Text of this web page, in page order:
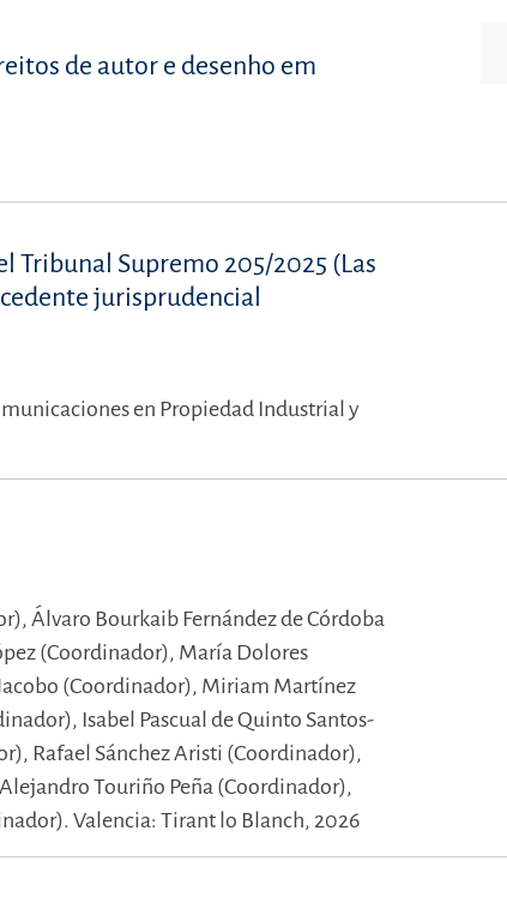
de autor e desenho em
Tribunal Supremo 205/2025 (Las
jurisprudencial
en Propiedad Industrial y
Álvaro Bourkaib Fernández de Córdoba
(Coordinador), María Dolores
(Coordinador), Miriam Martínez
Isabel Pascual de Quinto Santos-
Rafael Sánchez Aristi (Coordinador),
Alejandro Touriño Peña (Coordinador),
Valencia: Tirant lo Blanch, 2026